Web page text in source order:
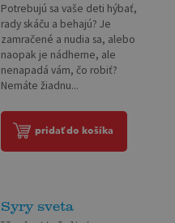
Potrebujú sa vaše deti hýbať,
rady skáču a behajú? Je
zamračené a nudia sa, alebo
naopak je nádherne, ale
nenapadá vám, čo robiť?
Nemáte žiadnu...
pridať do košíka
Syry sveta